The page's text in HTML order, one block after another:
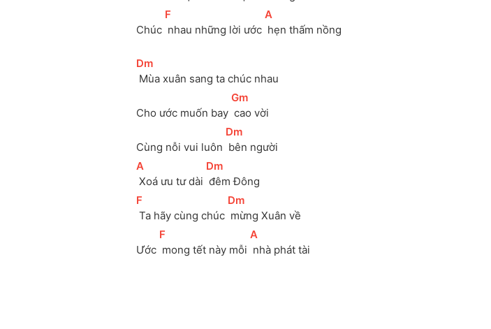
Chúc
[F
nhau những lời ước
[
A
hẹn thấm nồng
[Dm
Mùa xuân sang ta chúc nhau
Cho ước muốn bay
[
Gm
cao vời
Cùng nỗi vui luôn
[Dm
bên người
[
A
Xoá ưu tư dài
[Dm
đêm Đông
[F
Ta hãy cùng chúc
[Dm
mừng Xuân về
Ước
[F
mong tết này mỗi
[
A
nhà phát tài